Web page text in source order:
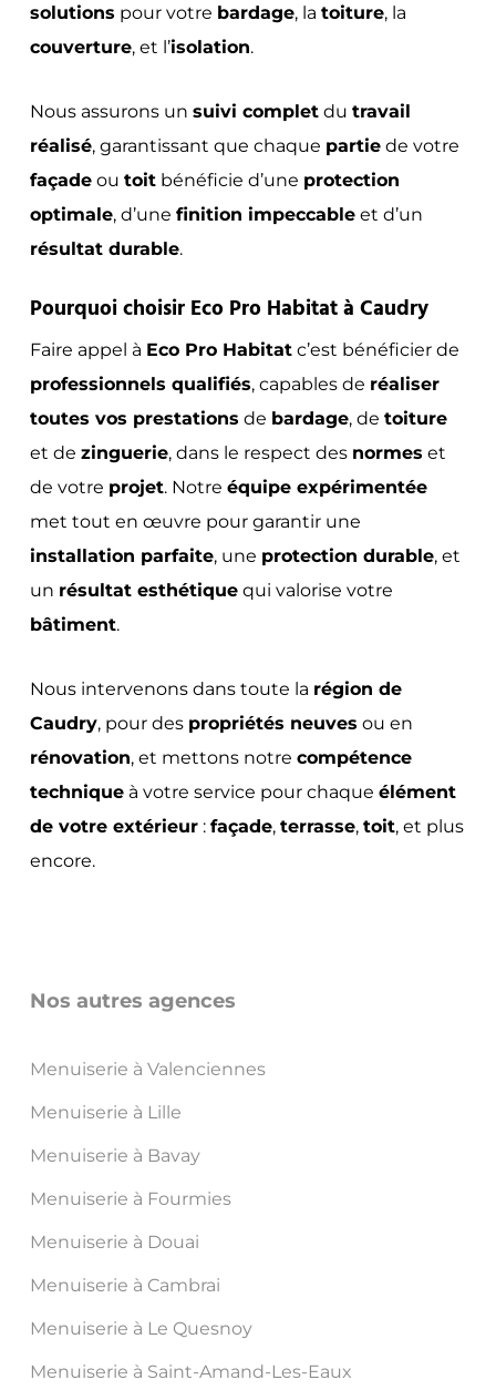
solutions pour votre bardage, la toiture, la
couverture, et l’isolation.
Nous assurons un suivi completdu travail
réalisé, garantissant que chaque partiede votre
façadeou toitbénéficie d’une protection
optimale, d’une finition impeccableet d’un
résultat durable.
Pourquoi choisir Eco Pro Habitat à Caudry
Faire appel à Eco Pro Habitatc’est bénéficier de
professionnels qualifiés, capables de réaliser
toutes vos prestations de bardage, de toiture
et de zinguerie, dans le respect des normes et
de votre projet. Notre équipe expérimentée
met tout en œuvre pour garantir une
installation parfaite, une protection durable, et
un résultat esthétiquequi valorise votre
bâtiment.
Nous intervenons dans toute la région de
Caudry, pour des propriétés neuves ou en
rénovation, et mettons notre compétence
techniqueà votre service pour chaque élément
de votre extérieur: façade, terrasse, toit, et plus
encore.
Nos autres agences
Menuiserie à Valenciennes
Menuiserie à Lille
Menuiserie à Bavay
Menuiserie à Fourmies
Menuiserie à Douai
Menuiserie à Cambrai
Menuiserie à Le Quesnoy
Menuiserie à Saint-Amand-Les-Eaux